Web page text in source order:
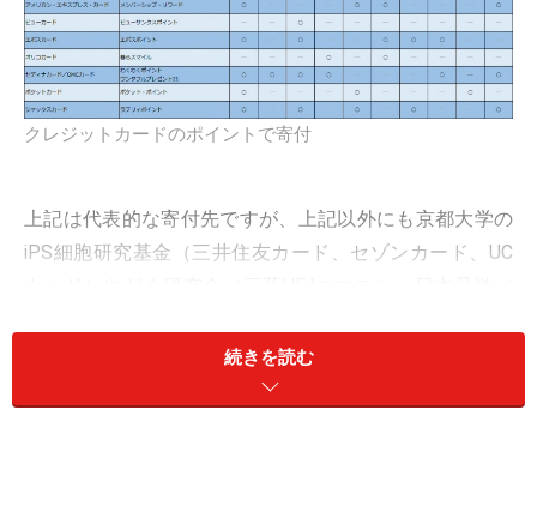
クレジットカードのポイントで寄付
上記は代表的な寄付先ですが、上記以外にも京都大学の
iPS細胞研究基金（三井住友カード、セゾンカード、UC
リーンベルト運動（オリコカード）、地球環境基金（セ
ゾンカード、UCカード）などの環境関連の寄付先、JCB
続きを読む